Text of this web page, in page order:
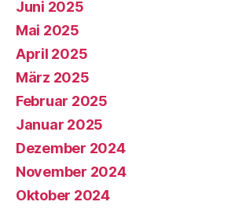
Juni 2025
Mai 2025
April 2025
März 2025
Februar 2025
Januar 2025
Dezember 2024
November 2024
Oktober 2024